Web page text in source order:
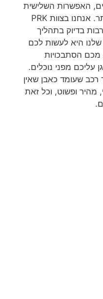
האפשרות השלישית
היא המשתלמת והבטוחה ביותר. אנחנו בצוות PRK
בדיוק בתהליך
היא לעשות לכם
מכם הסתבכויות
עליכם מפני נוכלים.
רכב שעומד כאבן שאין
מהיר ופשוט, וכל זאת